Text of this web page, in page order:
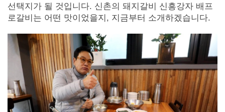
선택지가 될 것입니다. 신촌의 돼지갈비 신흥강자 배프
로갈비는 어떤 맛이었을지, 지금부터 소개하겠습니다.